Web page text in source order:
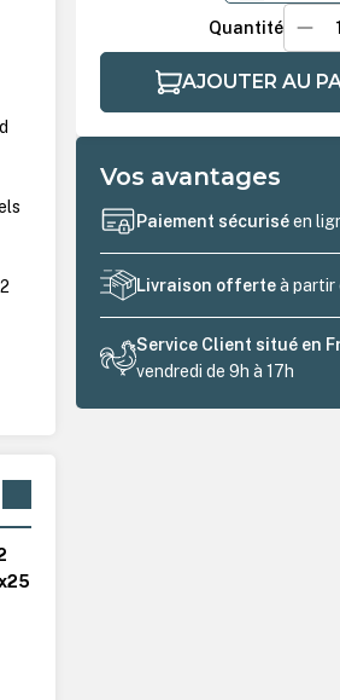
Quantité
AJOUTER AU
Vos avantages
Paiement sécuriséen
Livraison offerteà partir
Service Client situé en
vendredi de 9h à 17h